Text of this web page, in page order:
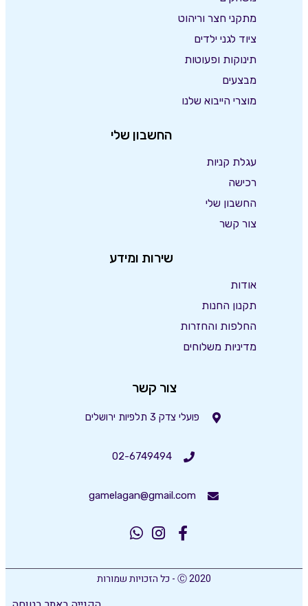
מתקני חצר וריהוט
ציוד לגני ילדים
תינוקות ופעוטות
מבצעים
מוצרי הייבוא שלנו
החשבון שלי
עגלת קניות
רכישה
החשבון שלי
צור קשר
שירות ומידע
אודות
תקנון החנות
החלפות והחזרות
מדיניות משלוחים
צור קשר
פועלי צדק 3 תלפיות ירושלים
02-6749494
gamelagan@gmail.com
Ⓒ 2020 - כל הזכויות שמורות